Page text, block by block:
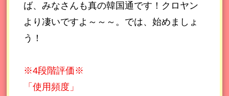
ば、みなさんも真の韓国通です！クロヤン
より凄いですよ～～～。では、始めましょ
う！
※4段階評価※
「使用頻度」